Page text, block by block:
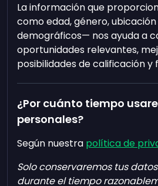
La información que
como edad, género,
demográficos— nos ayuda a
oportunidades relevantes,
posibilidades de calificación y
¿Por cuánto tiempo
personales?
Según nuestra política de
Solo conservaremos tus
durante el tiempo